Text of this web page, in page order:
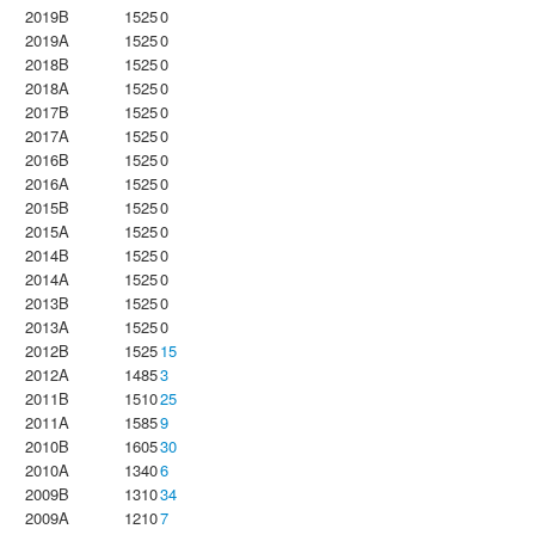
2019B
15250
2019A
15250
2018B
15250
2018A
15250
2017B
15250
2017A
15250
2016B
15250
2016A
15250
2015B
15250
2015A
15250
2014B
15250
2014A
15250
2013B
15250
2013A
15250
2012B
152515
2012A
14853
2011B
151025
2011A
15859
2010B
160530
2010A
13406
2009B
131034
2009A
12107